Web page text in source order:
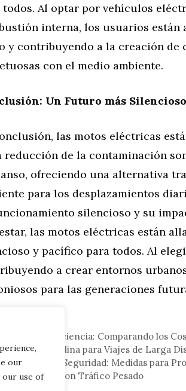
our
our use of
todos. Al optar por vehículos
interna, los usuarios están
y contribuyendo a la creación de
con el medio ambiente.
Un Futuro más
las motos eléctricas
reducción de la contaminación
ofreciendo una alternativa
para los desplazamientos
silencioso y su
las motos eléctricas están
y pacífico para todos. Al
a crear entornos
para las generaciones
Ruta de la Eficiencia: Comparando los
y de Gasolina para Viajes de Larga
con Seguridad: Medidas para
Urbanos con Tráfico Pesado